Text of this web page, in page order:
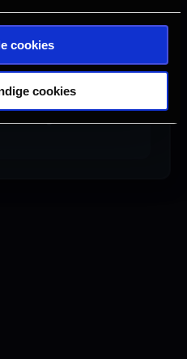
cookies
cookies
premiere 5.
er for øyeblikket